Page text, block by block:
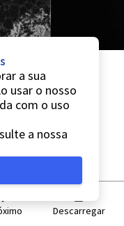
Descarregar
a sua
usar o nosso
com o uso
a nossa